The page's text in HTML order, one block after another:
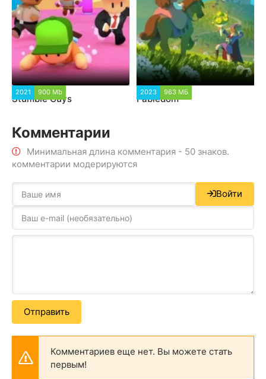
2021 900 Mb
Stumble Guys
2023 963 МБ
Fabledom
Комментарии
Минимальная длина комментария - 50 знаков.
комментарии модерируются
Войти
Отправить
Комментариев еще нет. Вы можете стать
первым!